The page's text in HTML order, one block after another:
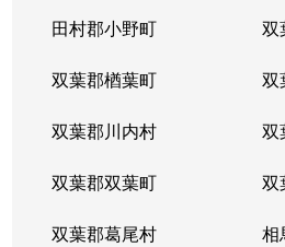
田村郡小野町 双
双葉郡楢葉町 双
双葉郡川内村 双
双葉郡双葉町 双
双葉郡葛尾村 相